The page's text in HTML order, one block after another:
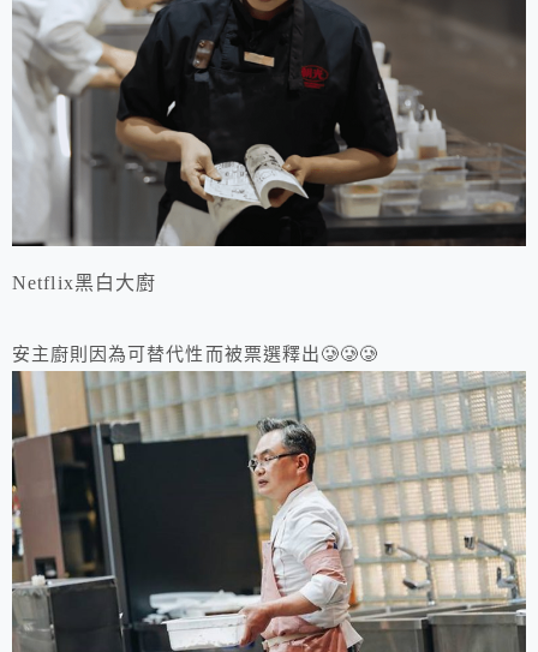
Netflix黑白大廚
安主廚則因為可替代性而被票選釋出🥲🥲🥲